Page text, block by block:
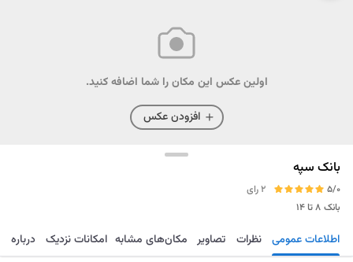
اولین عکس این مکان را شما اضافه کنید.
افزودن عکس
بانک سپه
5/0
2 رای
بانک ۸ تا ۱۴
مسیریابی ذخیره ارسال تماس اطلاعات عمومی نظرات تصاویر مکان‌های مشابه امکانات نزدیک درباره